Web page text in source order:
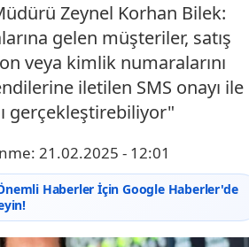
Zeynel Korhan Bilek:
gelen müşteriler, satış
veya kimlik numaralarını
iletilen SMS onayı ile
gerçekleştirebiliyor"
21.02.2025 - 12:01
Haberler İçin Google Haberler'de